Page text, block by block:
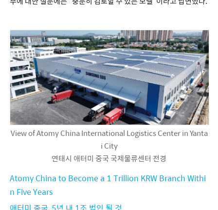
View of Atomy China International Logistics Center in Yanta
i City
연태시 애터미 중국 국제물류센터 전경
Atomy China to Become a 1 Trillion KRW Branch Withi
n Five Years